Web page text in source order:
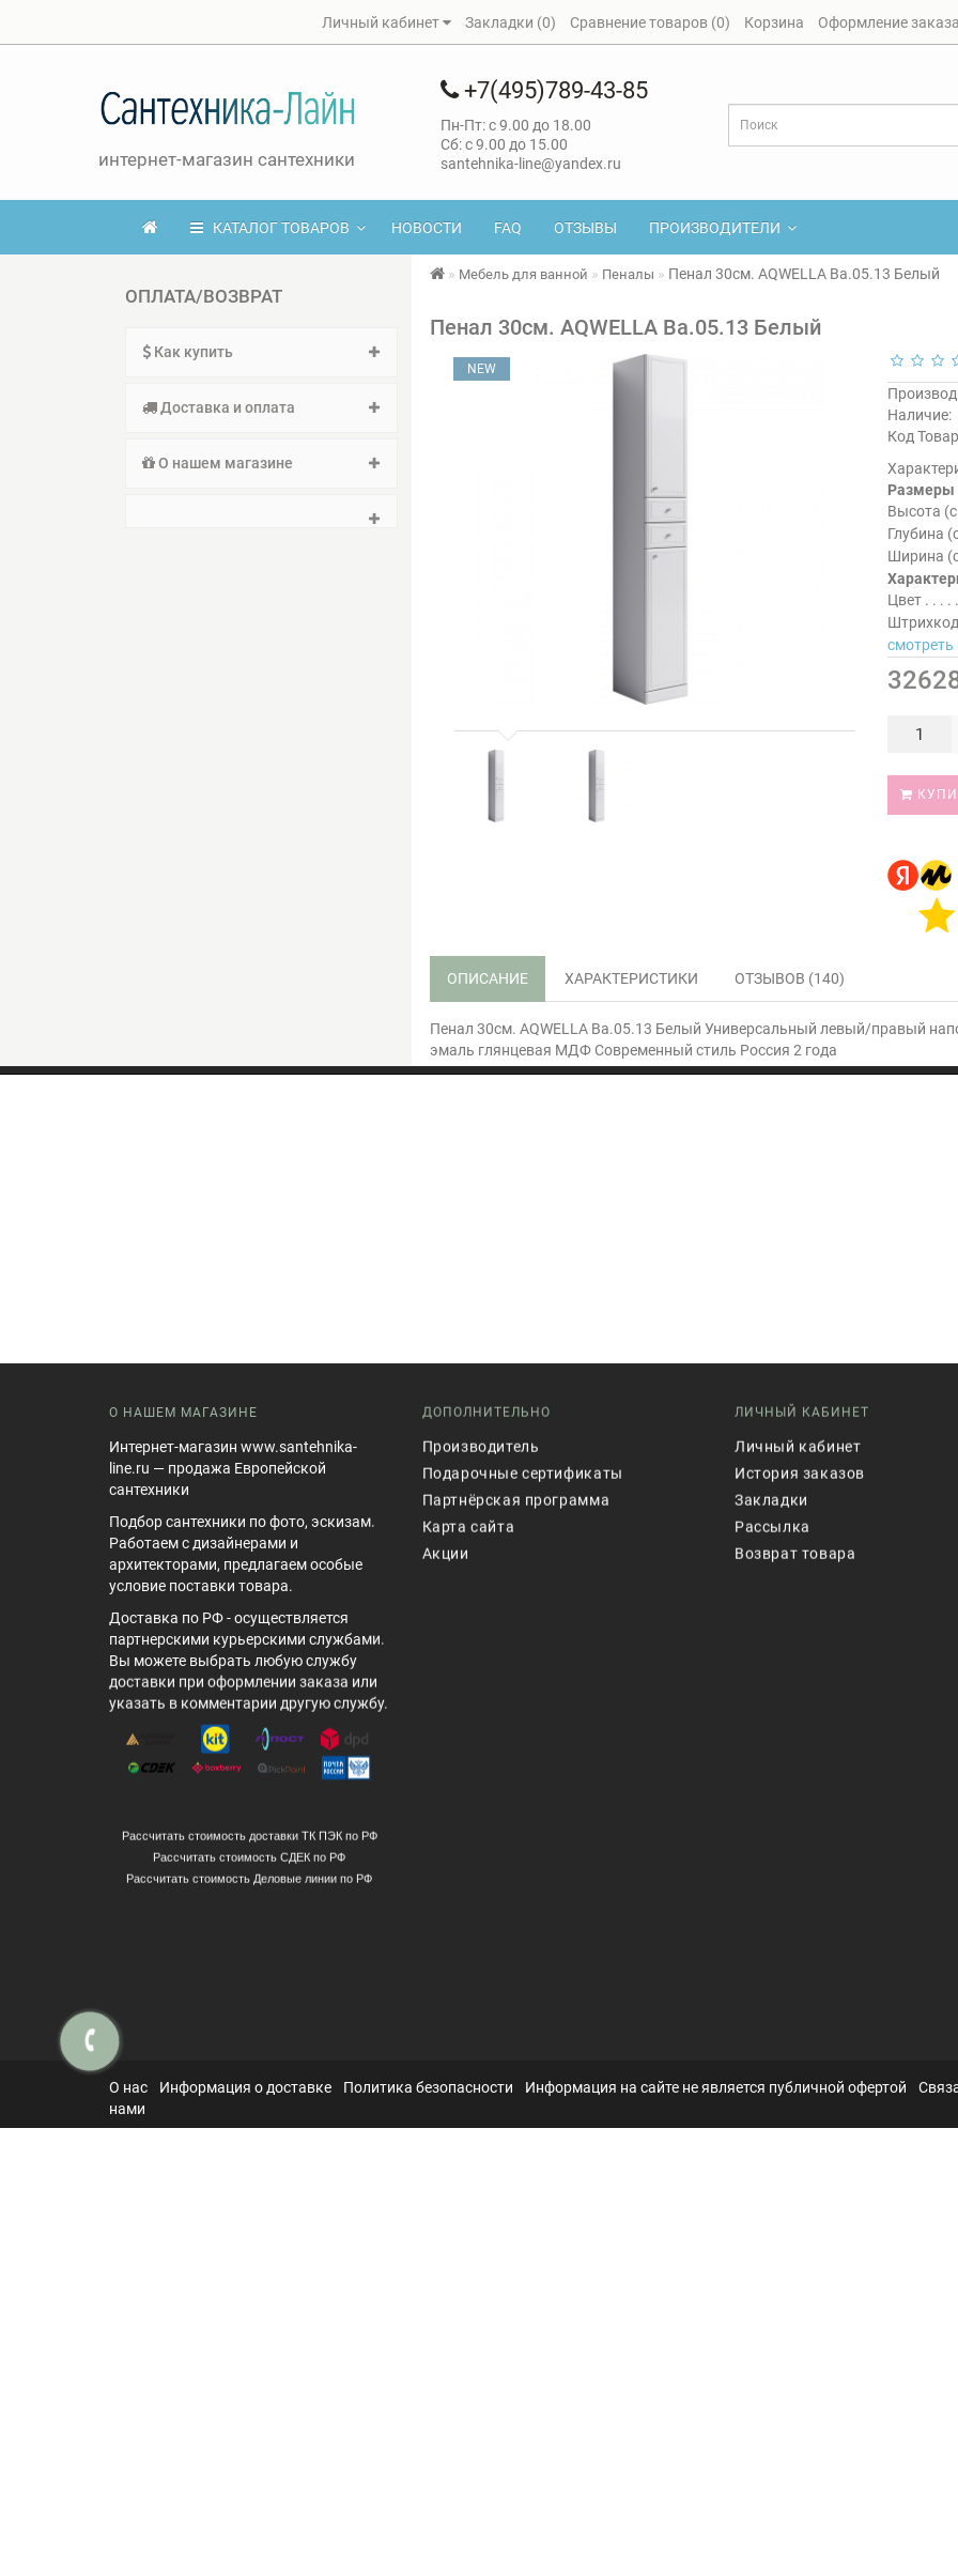
Личный кабинет Закладки (0) Сравнение товаров (0) Корзина Оформление заказа
интернет-магазин сантехники
+7(495)789-43-85
Пн-Пт: с 9.00 до 18.00
Сб: с 9.00 до 15.00
santehnika-line@yandex.ru
КАТАЛОГ ТОВАРОВ НОВОСТИ FAQ ОТЗЫВЫ ПРОИЗВОДИТЕЛИ
ОПЛАТА/ВОЗВРАТ
Как купить
Доставка и оплата
О нашем магазине
Мебель для ванной Пеналы Пенал 30см. AQWELLA Ba.05.13 Белый
Пенал 30см. AQWELLA Ba.05.13 Белый
NEW
Наличие:
Код
Размеры
Высота
Глубина
Ширина
Цвет
Штрихкод
смотреть
ОПИСАНИЕ ХАРАКТЕРИСТИКИ ОТЗЫВОВ (140)
Пенал 30см. AQWELLA Ba.05.13 Белый Универсальный левый/правый
эмаль глянцевая МДФ Современный стиль Россия 2 года
О НАШЕМ МАГАЗИНЕ
Интернет-магазин www.santehnika-
line.ru — продажа Европейской
сантехники
Подбор сантехники по фото, эскизам.
Работаем с дизайнерами и
архитекторами, предлагаем особые
условие поставки товара.
Доставка по РФ - осуществляется
партнерскими курьерскими службами.
Вы можете выбрать любую службу
доставки при оформлении заказа или
указать в комментарии другую службу.
Рассчитать стоимость доставки ТК ПЭК по РФ
Рассчитать стоимость СДЕК по РФ
Рассчитать стоимость Деловые линии по РФ
ДОПОЛНИТЕЛЬНО
Производитель
Подарочные сертификаты
Партнёрская программа
Карта сайта
Акции
ЛИЧНЫЙ КАБИНЕТ
Личный кабинет
История заказов
Закладки
Рассылка
Возврат товара
О нас Информация о доставке Политика безопасности Информация на сайте не является публичной офертой
нами